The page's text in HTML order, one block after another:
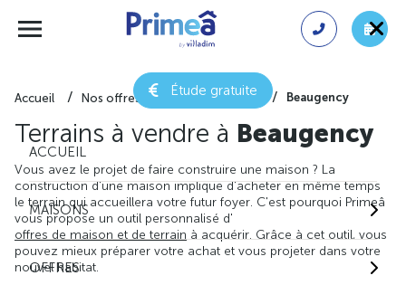
Étude gratuite
ACCUEIL
MAISONS
OFFRES
Accueil Nos offres de terrain Loiret Beaugency
Terrains à vendre à Beaugency
Vous avez le projet de faire construire une maison ? La
construction d'une maison implique d'acheter en même temps
le terrain qui accueillera votre futur foyer. C'est pourquoi Primeâ
vous propose un outil personnalisé d'
offres de maison et de terrain à acquérir. Grâce à cet outil, vous
pouvez mieux préparer votre achat et vous projeter dans votre
nouvel habitat.